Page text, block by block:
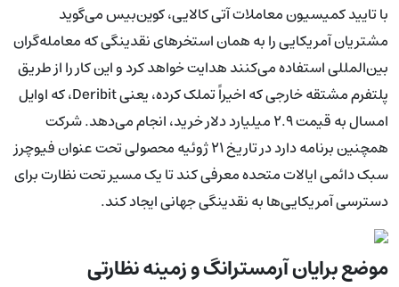
با تایید کمیسیون معاملات آتی کالایی، کوین‌بیس می‌گوید
مشتریان آمریکایی را به همان استخرهای نقدینگی که معامله‌گران
بین‌المللی استفاده می‌کنند هدایت خواهد کرد و این کار را از طریق
پلتفرم مشتقه خارجی که اخیراً تملک کرده، یعنی Deribit، که اوایل
امسال به قیمت ۲.۹ میلیارد دلار خرید، انجام می‌دهد. شرکت
همچنین برنامه دارد در تاریخ ۲۱ ژوئیه محصولی تحت عنوان فیوچرز
سبک دائمی ایالات متحده معرفی کند تا یک مسیر تحت نظارت برای
دسترسی آمریکایی‌ها به نقدینگی جهانی ایجاد کند.
موضع برایان آرمسترانگ و زمینه نظارتی